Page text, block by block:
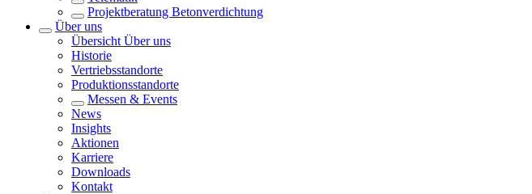
Projektberatung Betonverdichtung
Über uns
Übersicht Über uns
Historie
Vertriebsstandorte
Produktionsstandorte
Messen & Events
News
Insights
Aktionen
Karriere
Downloads
Kontakt